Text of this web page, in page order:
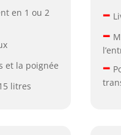
en 1 ou 2
et la poignée
litres
–
–
–